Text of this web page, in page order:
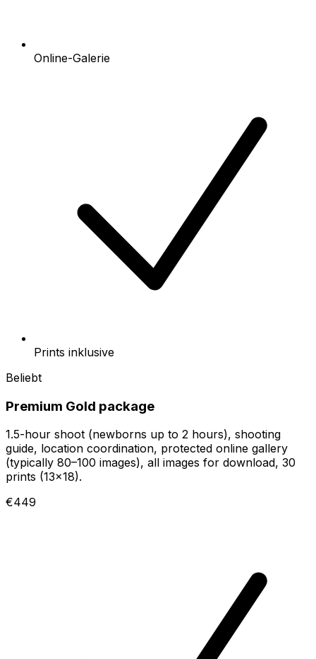
Online-Galerie
Prints inklusive
Beliebt
Premium Gold package
1.5-hour shoot (newborns up to 2 hours), shooting
guide, location coordination, protected online gallery
(typically 80–100 images), all images for download, 30
prints (13×18).
€449